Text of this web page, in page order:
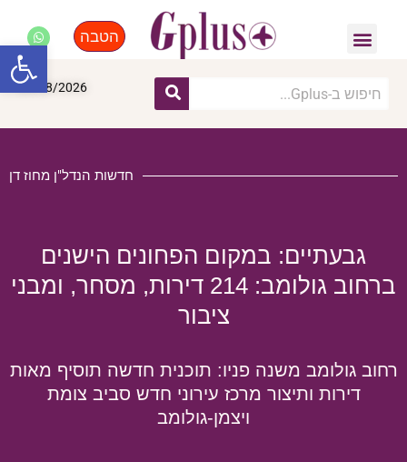
הטבה
09/08/2026
חדשות הנדל"ן מחוז דן
גבעתיים: במקום הפחונים הישנים
ברחוב גולומב: 214 דירות, מסחר, ומבני
ציבור
רחוב גולומב משנה פניו: תוכנית חדשה תוסיף מאות
דירות ותיצור מרכז עירוני חדש סביב צומת
ויצמן-גולומב
פתח